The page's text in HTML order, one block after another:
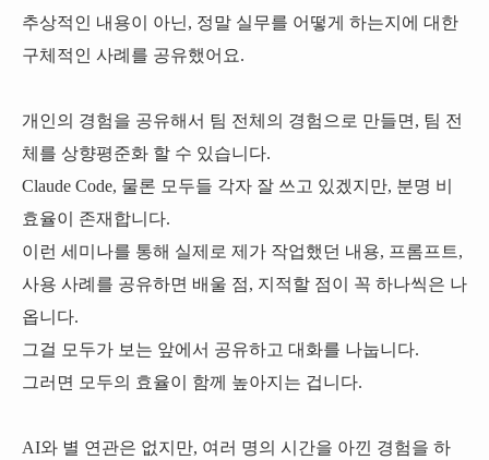
추상적인 내용이 아닌, 정말 실무를 어떻게 하는지에 대한
구체적인 사례를 공유했어요.
개인의 경험을 공유해서 팀 전체의 경험으로 만들면, 팀 전
체를 상향평준화 할 수 있습니다.
Claude Code, 물론 모두들 각자 잘 쓰고 있겠지만, 분명 비
효율이 존재합니다.
이런 세미나를 통해 실제로 제가 작업했던 내용, 프롬프트,
사용 사례를 공유하면 배울 점, 지적할 점이 꼭 하나씩은 나
옵니다.
그걸 모두가 보는 앞에서 공유하고 대화를 나눕니다.
그러면 모두의 효율이 함께 높아지는 겁니다.
AI와 별 연관은 없지만, 여러 명의 시간을 아낀 경험을 하